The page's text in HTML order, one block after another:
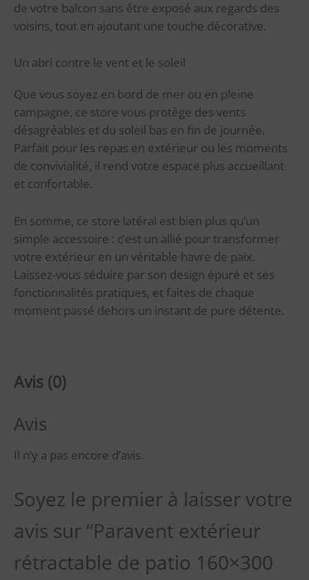
de votre balcon sans être exposé aux regards des
voisins, tout en ajoutant une touche décorative.
Un abri contre le vent et le soleil
Que vous soyez en bord de mer ou en pleine
campagne, ce store vous protège des vents
désagréables et du soleil bas en fin de journée.
Parfait pour les repas en extérieur ou les moments
de convivialité, il rend votre espace plus accueillant
et confortable.
En somme, ce store latéral est bien plus qu’un
simple accessoire : c’est un allié pour transformer
votre extérieur en un véritable havre de paix.
Laissez-vous séduire par son design épuré et ses
fonctionnalités pratiques, et faites de chaque
moment passé dehors un instant de pure détente.
Avis (0)
Avis
Il n’y a pas encore d’avis.
Soyez le premier à laisser votre
avis sur “Paravent extérieur
rétractable de patio 160×300